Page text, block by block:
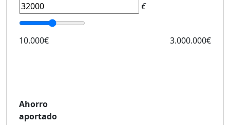
€
10.000€ 3.000.000€
Ahorro
aportado